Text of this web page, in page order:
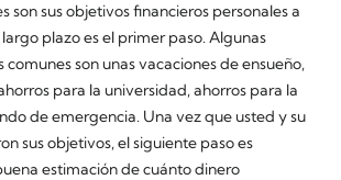
son sus objetivos financieros personales a
plazo es el primer paso. Algunas
comunes son unas vacaciones de ensueño,
para la universidad, ahorros para la
de emergencia. Una vez que usted y su
sus objetivos, el siguiente paso es
estimación de cuánto dinero